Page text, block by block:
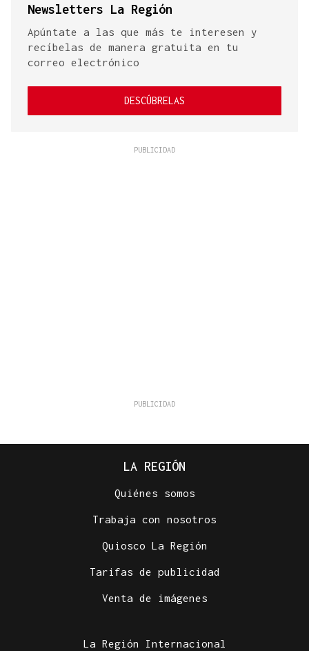
Newsletters La Región
Apúntate a las que más te interesen y
recíbelas de manera gratuita en tu
correo electrónico
DESCÚBRELAS
LA REGIÓN
Quiénes somos
Trabaja con nosotros
Quiosco La Región
Tarifas de publicidad
Venta de imágenes
La Región Internacional